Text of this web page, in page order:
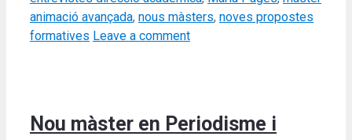
animació avançada, nous màsters, noves propostes
formatives Leave a comment
Nou màster en Periodisme i